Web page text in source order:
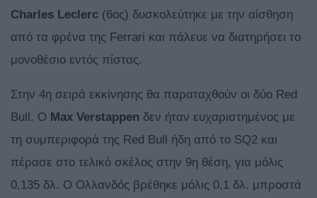
Charles Leclerc (6ος) δυσκολεύτηκε με την αίσθηση
από τα φρένα της Ferrari και πάλευε να διατηρήσει το
μονοθέσιο εντός πίστας.
Στην 4η σειρά εκκίνησης θα παραταχθούν οι δύο Red
Bull. Ο Max Verstappen δεν ήταν ευχαριστημένος με
τη συμπεριφορά της Red Bull ήδη από το SQ2 και
πέρασε στο τελικό σκέλος στην 9η θέση, για μόλις
0,135 δλ. O Ολλανδός βρέθηκε μόλις 0,1 δλ. μπροστά